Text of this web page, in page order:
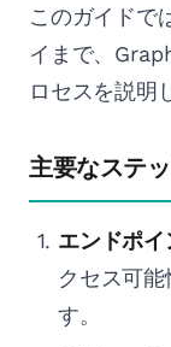
このガイドで
イまで、
ロセスを説明
主要なステ
エンドポ
クセス可
す。